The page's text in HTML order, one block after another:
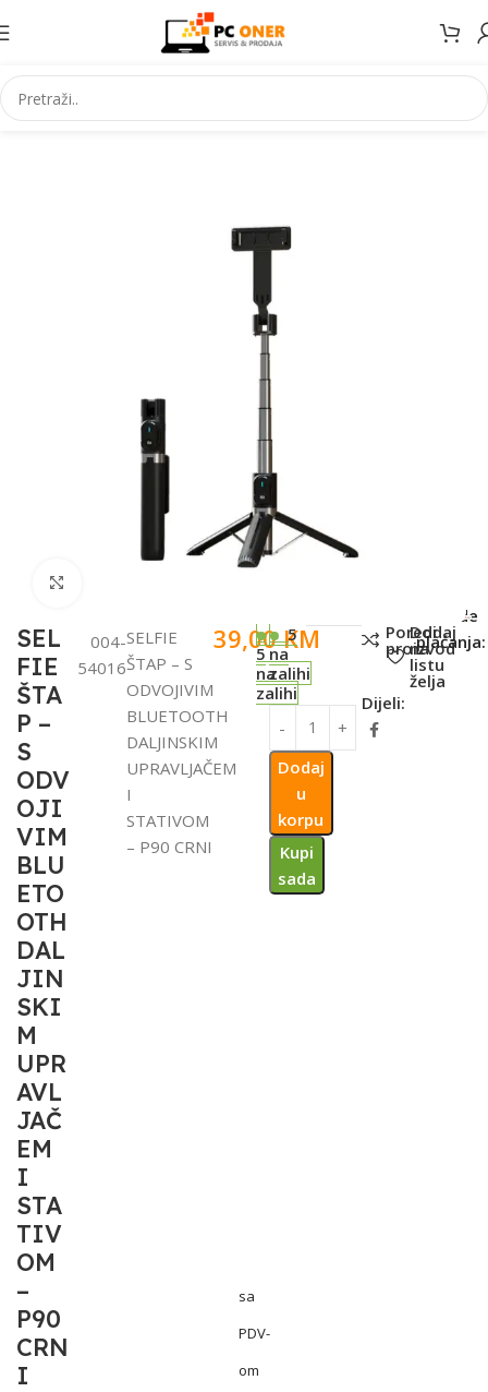
Početna Elektronika Mobiteli Dodaci za mobitele
SEL
FIE
ŠTA
P –
S
ODV
OJI
VIM
BLU
ETO
OTH
DAL
JIN
SKI
M
UPR
AVL
JAČ
EM
I
STA
TIV
OM
–
P90
CRN
I
004-
54016
SELFIE
ŠTAP – S
ODVOJIVIM
BLUETOOTH
DALJINSKIM
UPRAVLJAČEM
I
STATIVOM
– P90 CRNI
39,00KM
sa
PDV-
om
5
na
zalihi
5
na
zalihi
Dodaj
u
korpu
Kupi
sada
Poredi
proizvod
Dodaj
na
listu
želja
Dijeli:
Metode
plaćanja: